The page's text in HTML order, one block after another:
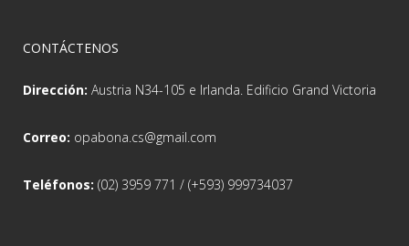
CONTÁCTENOS
Dirección: Austria N34-105 e Irlanda. Edificio Grand Victoria
Correo: opabona.cs@gmail.com
Teléfonos: (02) 3959 771 / (+593) 999734037